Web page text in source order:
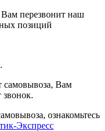
перезвонит наш
позиций
самовывоза, Вам
ознакомьтесь
Экспресс